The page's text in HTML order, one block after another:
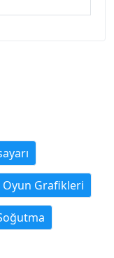
Oyun Grafikleri